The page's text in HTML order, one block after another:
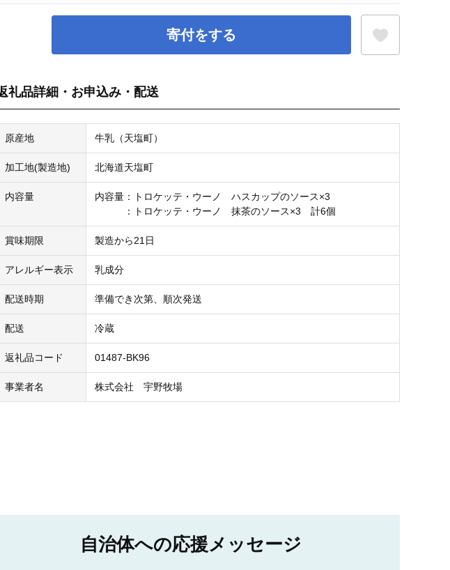
寄付をする
礼品詳細・お申込み・配送
原産地 牛乳（天塩町）
加工地(製造地) 北海道天塩町
内容量
内容量：トロケッテ・ウーノ ハスカップのソース×3
：トロケッテ・ウーノ 抹茶のソース×3 計6個
賞味期限 製造から21日
アレルギー表示 乳成分
配送時期 準備でき次第、順次発送
配送 冷蔵
返礼品コード 01487-BK96
事業者名 株式会社 宇野牧場
自治体への応援メッセージ